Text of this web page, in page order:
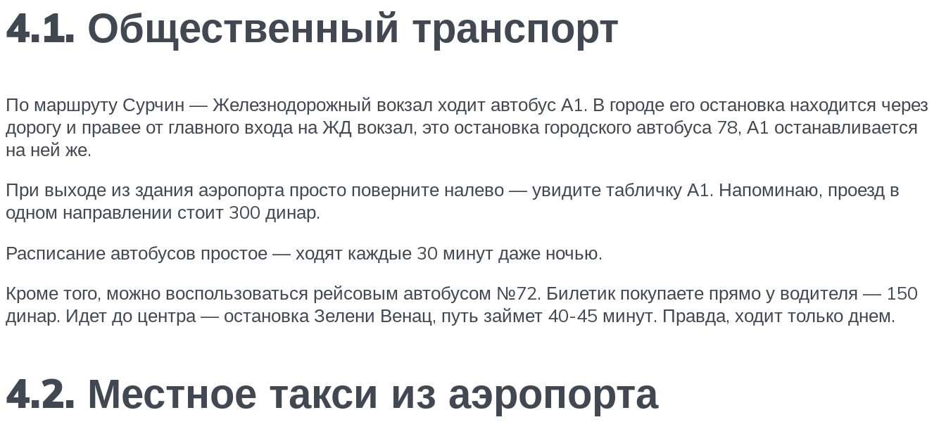
4.1. Общественный транспорт
По маршруту Сурчин — Железнодорожный вокзал ходит автобус А1. В городе его остановка находится через
дорогу и правее от главного входа на ЖД вокзал, это остановка городского автобуса 78, А1 останавливается
на ней же.
При выходе из здания аэропорта просто поверните налево — увидите табличку А1. Напоминаю, проезд в
одном направлении стоит 300 динар.
Расписание автобусов простое — ходят каждые 30 минут даже ночью.
Кроме того, можно воспользоваться рейсовым автобусом №72. Билетик покупаете прямо у водителя — 150
динар. Идет до центра — остановка Зелени Венац, путь займет 40-45 минут. Правда, ходит только днем.
4.2. Местное такси из аэропорта